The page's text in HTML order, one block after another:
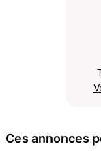
Ces annonces